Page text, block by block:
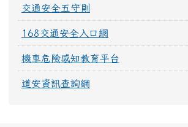
交通安全五守則
168交通安全入口網
機車危險感知教育平台
道安資訊查詢網